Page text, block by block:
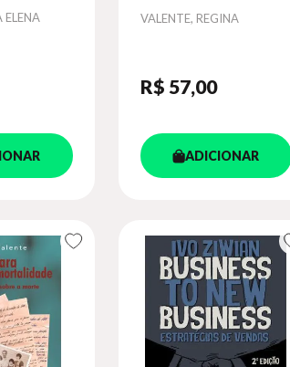
ELENA
Autor
VALENTE, REGINA
R$ 57,00
ADICIONAR